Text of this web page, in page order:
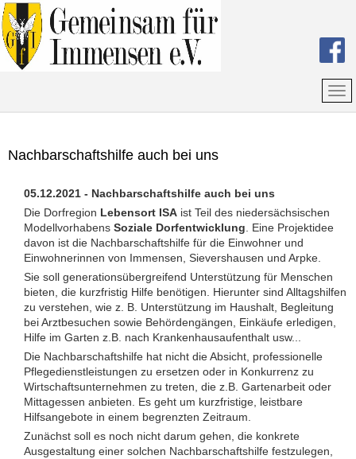
Nachbarschaftshilfe auch bei uns
05.12.2021 - Nachbarschaftshilfe auch bei uns
Die Dorfregion Lebensort ISA ist Teil des niedersächsischen
Modellvorhabens Soziale Dorfentwicklung . Eine Projektidee
davon ist die Nachbarschaftshilfe für die Einwohner und
Einwohnerinnen von Immensen, Sievershausen und Arpke.
Sie soll generationsübergreifend Unterstützung für Menschen
bieten, die kurz­fristig Hilfe benötigen. Hierunter sind Alltagshilfen
zu verstehen, wie z. B. Unter­stützung im Haushalt, Begleitung
bei Arztbesuchen sowie Behördengängen, Einkäufe erledigen,
Hilfe im Garten z.B. nach Krankenhausaufenthalt usw...
Die Nachbarschaftshilfe hat nicht die Absicht, professionelle
Pflegedienst­leistungen zu ersetzen oder in Konkurrenz zu
Wirtschaftsunternehmen zu treten, die z.B. Gartenarbeit oder
Mittagessen anbieten. Es geht um kurz­fristige, leistbare
Hilfsangebote in einem begrenzten Zeitraum.
Zunächst soll es noch nicht darum gehen, die konkrete
Ausgestaltung einer solchen Nachbarschaftshilfe festzulegen,